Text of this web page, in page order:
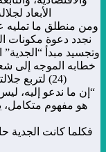
الأبعاد
ومن منطلق ما تمليه
نجدد دعوة مكونات
وتجسيد مبدأ
خطابه الموجه إلى
(24) لتربع جلالته على عرش أسلافه الميامين، بقوله:
هو مفهوم متكامل،
فكلما كانت الجدية